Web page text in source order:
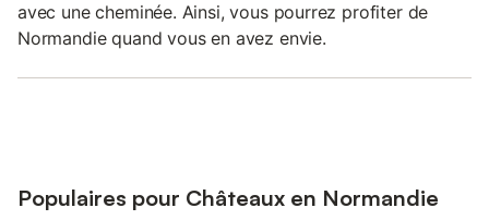
avec une cheminée. Ainsi, vous pourrez profiter de
Normandie quand vous en avez envie.
Populaires pour Châteaux en Normandie